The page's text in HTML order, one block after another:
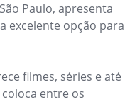
Paulo, apresenta
excelente opção para
filmes, séries e até
entre os